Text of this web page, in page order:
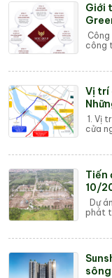
Giới
công
Vị trí
1. Vị
cửa
Tiến
10/
Dự án
phát